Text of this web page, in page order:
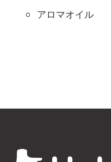
アロマオイル